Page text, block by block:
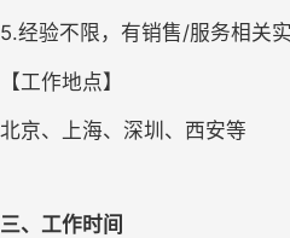
5.经验不限，有销售/服务相关
【工作地点】
北京、上海、深圳、西安等
三、工作时间